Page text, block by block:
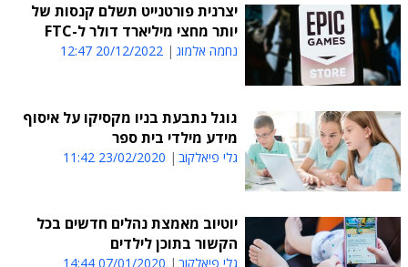
יצרנית פורטנייט תשלם קנסות של
יותר מחצי מיליארד דולר ל-FTC
נחמה אלמוג 20/12/2022 12:47
גוגל נתבעת בניו מקסיקו על איסוף
מידע מילדי בית ספר
גלי פיאלקוב 23/02/2020 11:42
יוטיוב מאמצת נהלים חדשים בכל
הקשור בתוכן לילדים
גלי פיאלקוב 07/01/2020 14:44